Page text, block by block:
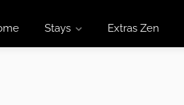
Stays Extras Zen